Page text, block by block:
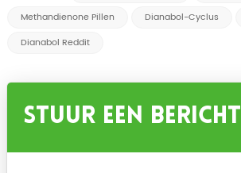
Methandienone Pillen
Dianabol-Cyclus
Dianabol Reddit
Stuur Een Bericht